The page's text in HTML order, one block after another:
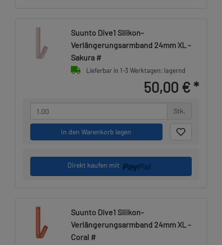
Suunto Dive1 Silikon-
Verlängerungsarmband 24mm XL -
Sakura #
Lieferbar in 1-3 Werktagen: lagernd
50,00 € *
Stk.
in den Warenkorb legen
Direkt kaufen mit
Suunto Dive1 Silikon-
Verlängerungsarmband 24mm XL -
Coral #